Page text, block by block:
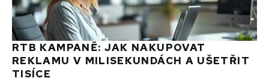
RTB KAMPANĚ: JAK NAKUPOVAT
REKLAMU V MILISEKUNDÁCH A UŠETŘIT
TISÍCE